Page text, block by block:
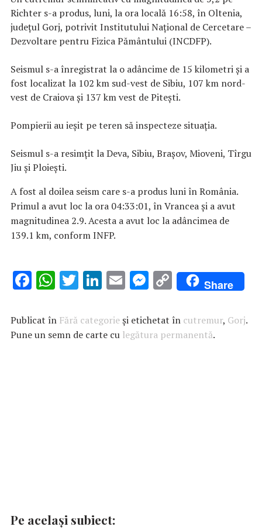
Richter s-a produs, luni, la ora locală 16:58, în Oltenia,
judeţul Gorj, potrivit Institutului Naţional de Cercetare –
Dezvoltare pentru Fizica Pământului (INCDFP).
Seismul s-a înregistrat la o adâncime de 15 kilometri şi a
fost localizat la 102 km sud-vest de Sibiu, 107 km nord-
vest de Craiova şi 137 km vest de Piteşti.
Pompierii au ieșit pe teren să inspecteze situația.
Seismul s-a resimțit la Deva, Sibiu, Brașov, Mioveni, Tîrgu
Jiu și Ploiești.
A fost al doilea seism care s-a produs luni în România.
Primul a avut loc la ora 04:33:01, în Vrancea și a avut
magnitudinea 2.9. Acesta a avut loc la adâncimea de
139.1 km, conform INFP.
F
e
b
W
at
s
T
it
te
Li
k
e
E
ai
l
M
se
n
C
o
p
y
Share
Publicat în Fără categorieși etichetat în cutremur, Gorj.
Pune un semn de carte cu legătura permanentă.
Pe același subiect: